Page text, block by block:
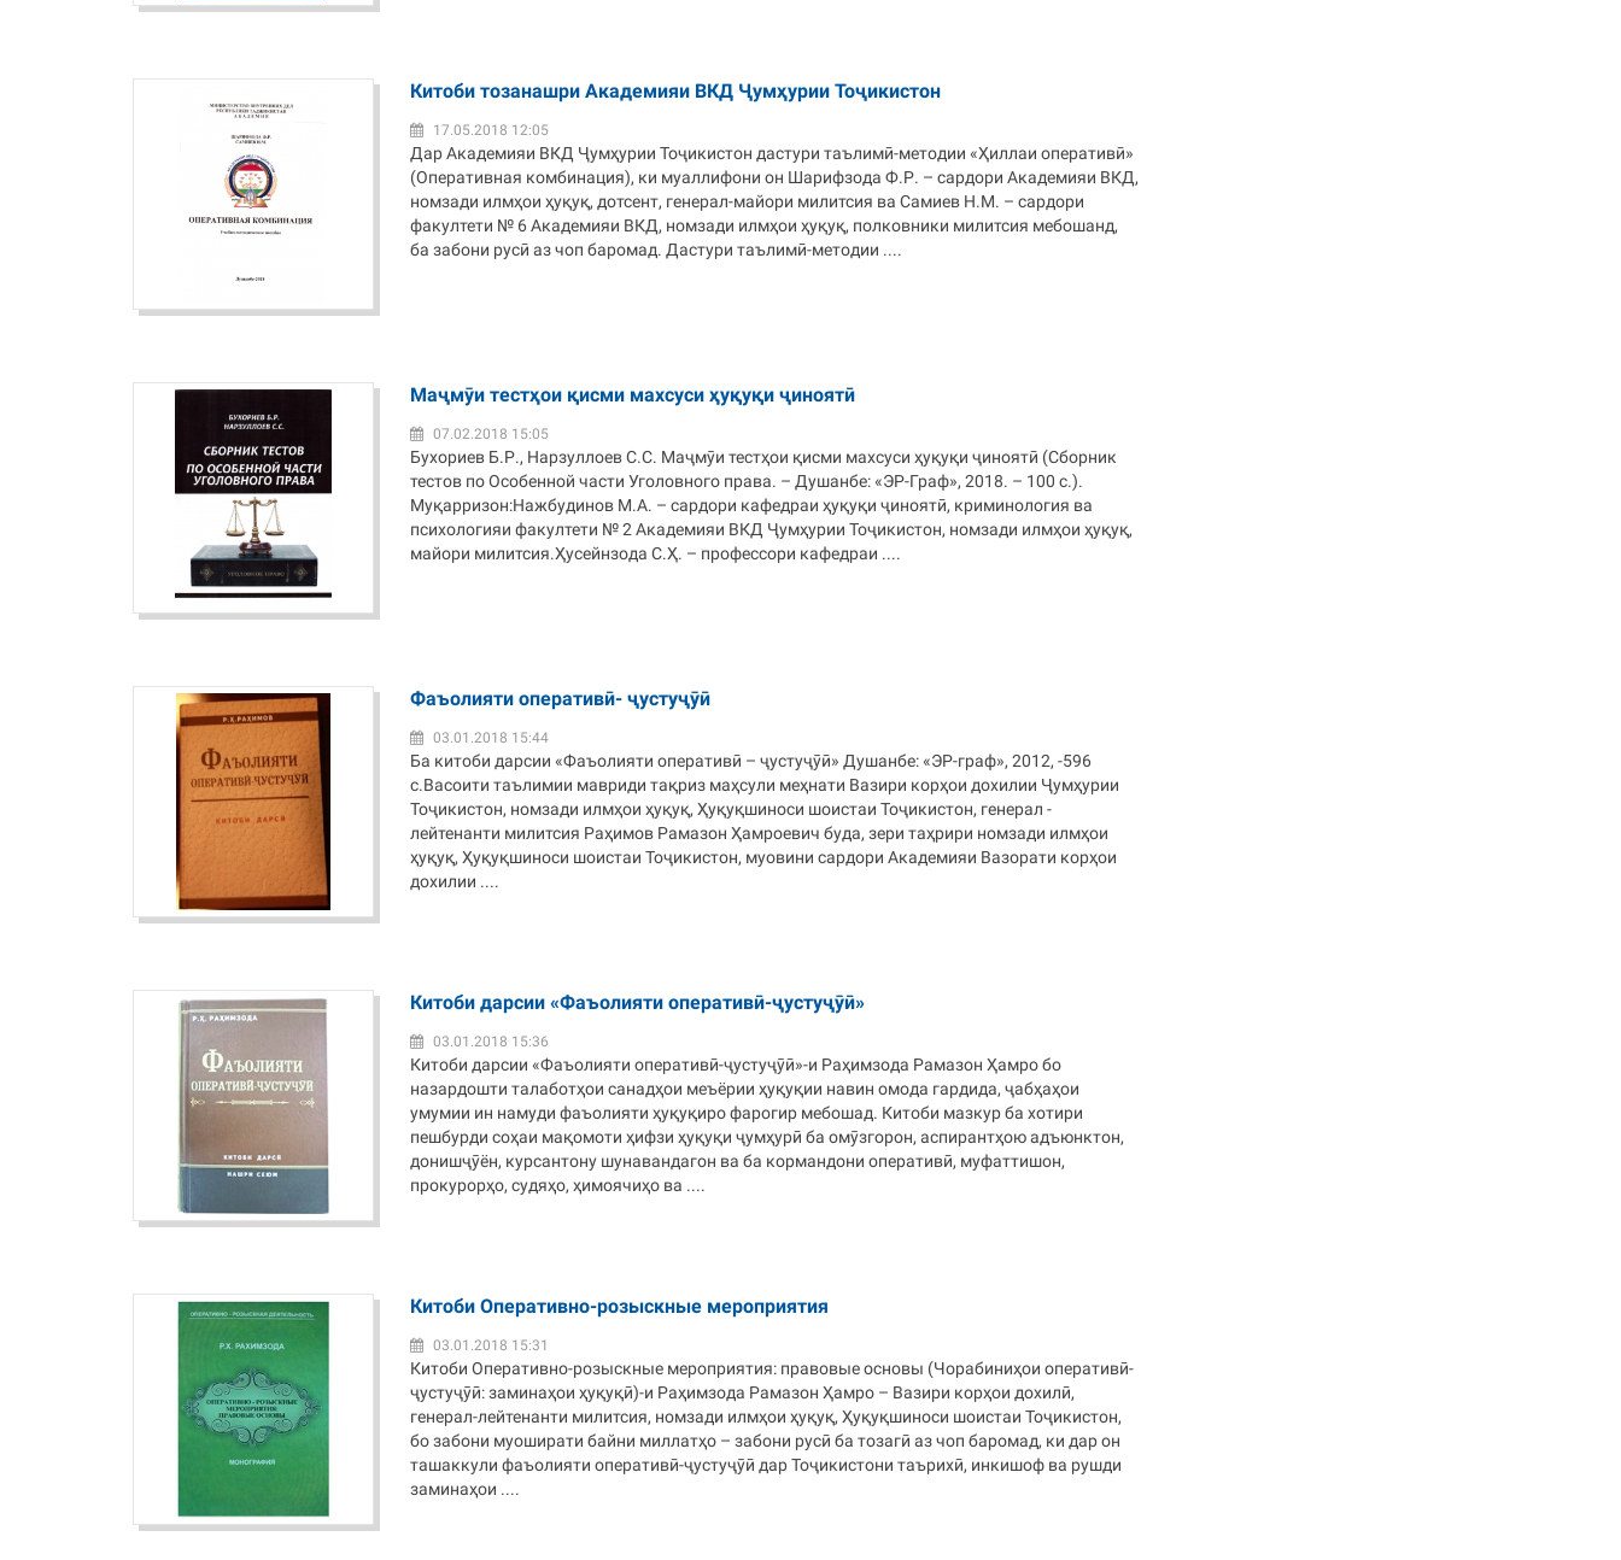
Китоби тозанашри Академияи ВКД Ҷумҳурии Тоҷикистон
17.05.2018 12:05
Дар Академияи ВКД Ҷумҳурии Тоҷикистон дастури таълимӣ-методии «Ҳиллаи оперативӣ»
(Оперативная комбинация), ки муаллифони он Шарифзода Ф.Р. – сардори Академияи ВКД,
номзади илмҳои ҳуқуқ, дотсент, генерал-майори милитсия ва Самиев Н.М. – сардори
факултети № 6 Академияи ВКД, номзади илмҳои ҳуқуқ, полковники милитсия мебошанд,
ба забони русӣ аз чоп баромад. Дастури таълимӣ-методии ....
Маҷмӯи тестҳои қисми махсуси ҳуқуқи ҷиноятӣ
07.02.2018 15:05
Бухориев Б.Р., Нарзуллоев С.С. Маҷмӯи тестҳои қисми махсуси ҳуқуқи ҷиноятӣ (Сборник
тестов по Особенной части Уголовного права. – Душанбе: «ЭР-Граф», 2018. – 100 с.).
Муқарризон:Нажбудинов М.А. – сардори кафедраи ҳуқуқи ҷиноятӣ, криминология ва
психологияи факултети № 2 Академияи ВКД Ҷумҳурии Тоҷикистон, номзади илмҳои ҳуқуқ,
майори милитсия.Ҳусейнзода С.Ҳ. – профессори кафедраи ....
Фаъолияти оперативӣ- ҷустуҷӯӣ
03.01.2018 15:44
Ба китоби дарсии «Фаъолияти оперативӣ – ҷустуҷӯӣ» Душанбе: «ЭР-граф», 2012, -596
с.Васоити таълимии мавриди тақриз маҳсули меҳнати Вазири корҳои дохилии Ҷумҳурии
Тоҷикистон, номзади илмҳои ҳуқуқ, Ҳуқуқшиноси шоистаи Тоҷикистон, генерал -
лейтенанти милитсия Раҳимов Рамазон Ҳамроевич буда, зери таҳрири номзади илмҳои
ҳуқуқ, Ҳуқуқшиноси шоистаи Тоҷикистон, муовини сардори Академияи Вазорати корҳои
дохилии ....
Китоби дарсии «Фаъолияти оперативӣ-ҷустуҷӯӣ»
03.01.2018 15:36
Китоби дарсии «Фаъолияти оперативӣ-ҷустуҷӯӣ»-и Раҳимзода Рамазон Ҳамро бо
назардошти талаботҳои санадҳои меъёрии ҳуқуқии навин омода гардида, ҷабҳаҳои
умумии ин намуди фаъолияти ҳуқуқиро фарогир мебошад. Китоби мазкур ба хотири
пешбурди соҳаи мақомоти ҳифзи ҳуқуқи ҷумҳурӣ ба омӯзгорон, аспирантҳою адъюнктон,
донишҷӯён, курсантону шунавандагон ва ба кормандони оперативӣ, муфаттишон,
прокурорҳо, судяҳо, ҳимоячиҳо ва ....
Китоби Оперативно-розыскные мероприятия
03.01.2018 15:31
Китоби Оперативно-розыскные мероприятия: правовые основы (Чорабиниҳои оперативӣ-
ҷустуҷӯӣ: заминаҳои ҳуқуқӣ)-и Раҳимзода Рамазон Ҳамро – Вазири корҳои дохилӣ,
генерал-лейтенанти милитсия, номзади илмҳои ҳуқуқ, Ҳуқуқшиноси шоистаи Тоҷикистон,
бо забони муоширати байни миллатҳо – забони русӣ ба тозагӣ аз чоп баромад, ки дар он
ташаккули фаъолияти оперативӣ-ҷустуҷӯӣ дар Тоҷикистони таърихӣ, инкишоф ва рушди
заминаҳои ....